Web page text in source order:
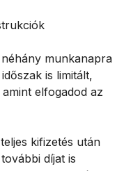
munkanapra
is limitált,
elfogadod az
kifizetés után
díjat is